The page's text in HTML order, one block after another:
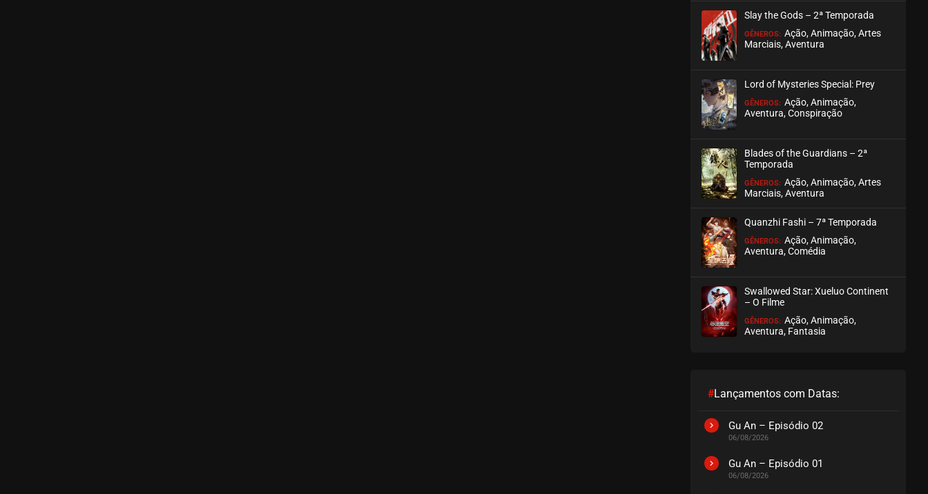
EPISÓDIO 08
Slay the Gods – 2ª Temporada
GÊNEROS: Ação, Animação, Artes
Marciais, Aventura
Lord of Mysteries Special: Prey
GÊNEROS: Ação, Animação,
Aventura, Conspiração
Blades of the Guardians – 2ª
Temporada
GÊNEROS: Ação, Animação, Artes
Marciais, Aventura
Quanzhi Fashi – 7ª Temporada
GÊNEROS: Ação, Animação,
Aventura, Comédia
Swallowed Star: Xueluo Continent
– O Filme
GÊNEROS: Ação, Animação,
Aventura, Fantasia
#Lançamentos com Datas:
Gu An – Episódio 02
06/08/2026
Gu An – Episódio 01
06/08/2026